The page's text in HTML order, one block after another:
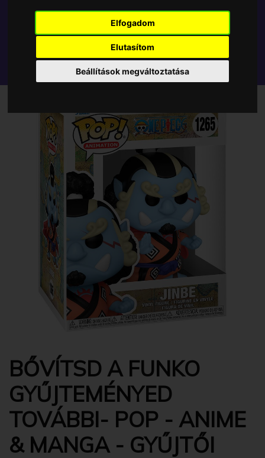
Elfogadom
Elutasítom
Beállítások megváltoztatása
BŐVÍTSD A FUNKO
GYŰJTEMÉNYED
TOVÁBBI- POP - ANIME
& MANGA - GYŰJTŐI